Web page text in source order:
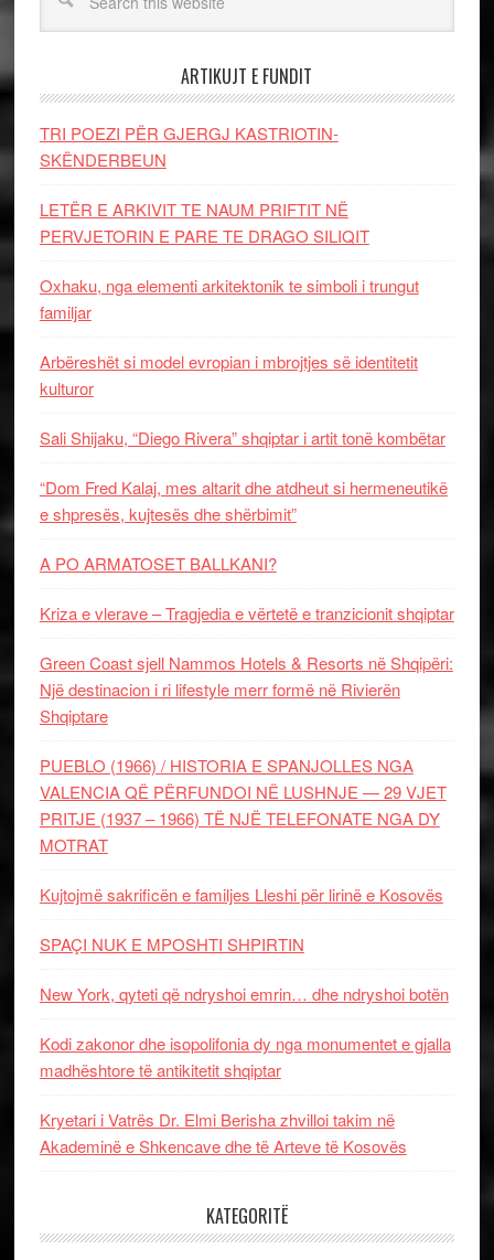
ARTIKUJT E FUNDIT
TRI POEZI PËR GJERGJ KASTRIOTIN-
SKËNDERBEUN
LETËR E ARKIVIT TE NAUM PRIFTIT NË
PERVJETORIN E PARE TE DRAGO SILIQIT
Oxhaku, nga elementi arkitektonik te simboli i trungut
familjar
Arbëreshët si model evropian i mbrojtjes së identitetit
kulturor
Sali Shijaku, “Diego Rivera” shqiptar i artit tonë kombëtar
“Dom Fred Kalaj, mes altarit dhe atdheut si hermeneutikë
e shpresës, kujtesës dhe shërbimit”
A PO ARMATOSET BALLKANI?
Kriza e vlerave – Tragjedia e vërtetë e tranzicionit shqiptar
Green Coast sjell Nammos Hotels & Resorts në Shqipëri:
Një destinacion i ri lifestyle merr formë në Rivierën
Shqiptare
PUEBLO (1966) / HISTORIA E SPANJOLLES NGA
VALENCIA QË PËRFUNDOI NË LUSHNJE — 29 VJET
PRITJE (1937 – 1966) TË NJË TELEFONATE NGA DY
MOTRAT
Kujtojmë sakrificën e familjes Lleshi për lirinë e Kosovës
SPAÇI NUK E MPOSHTI SHPIRTIN
New York, qyteti që ndryshoi emrin… dhe ndryshoi botën
Kodi zakonor dhe isopolifonia dy nga monumentet e gjalla
madhështore të antikitetit shqiptar
Kryetari i Vatrës Dr. Elmi Berisha zhvilloi takim në
Akademinë e Shkencave dhe të Arteve të Kosovës
KATEGORITË